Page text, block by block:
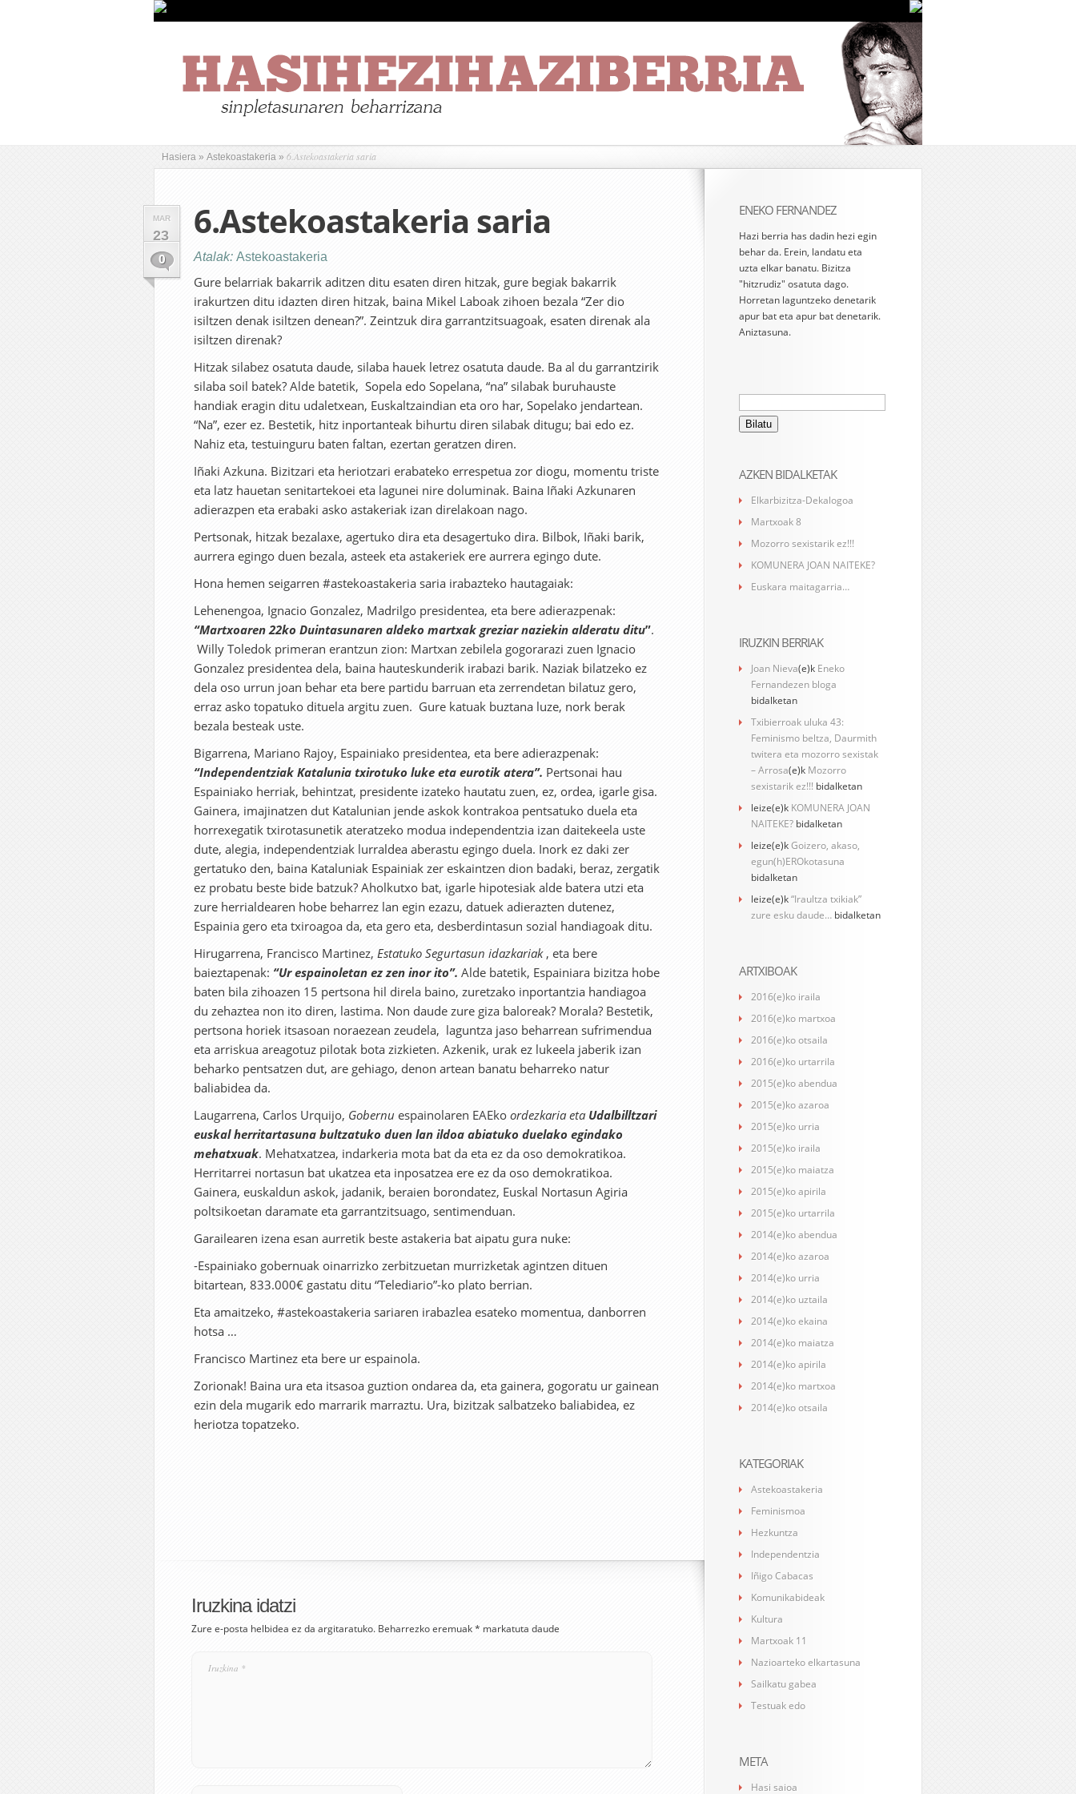
Hasiera » Astekoastakeria » 6.Astekoastakeria saria
MAR
23
0
6.Astekoastakeria saria
Atalak: Astekoastakeria
Gure belarriak bakarrik aditzen ditu esaten diren hitzak, gure begiak bakarrik
irakurtzen ditu idazten diren hitzak, baina Mikel Laboak zihoen bezala “Zer dio
isiltzen denak isiltzen denean?”. Zeintzuk dira garrantzitsuagoak, esaten direnak ala
isiltzen direnak?
Hitzak silabez osatuta daude, silaba hauek letrez osatuta daude. Ba al du garrantzirik
silaba soil batek? Alde batetik, Sopela edo Sopelana, “na” silabak buruhauste
handiak eragin ditu udaletxean, Euskaltzaindian eta oro har, Sopelako jendartean.
“Na”, ezer ez. Bestetik, hitz inportanteak bihurtu diren silabak ditugu; bai edo ez.
Nahiz eta, testuinguru baten faltan, ezertan geratzen diren.
Iñaki Azkuna. Bizitzari eta heriotzari erabateko errespetua zor diogu, momentu triste
eta latz hauetan senitartekoei eta lagunei nire doluminak. Baina Iñaki Azkunaren
adierazpen eta erabaki asko astakeriak izan direlakoan nago.
Pertsonak, hitzak bezalaxe, agertuko dira eta desagertuko dira. Bilbok, Iñaki barik,
aurrera egingo duen bezala, asteek eta astakeriek ere aurrera egingo dute.
Hona hemen seigarren #astekoastakeria saria irabazteko hautagaiak:
Lehenengoa, Ignacio Gonzalez, Madrilgo presidentea, eta bere adierazpenak:
“Martxoaren 22ko Duintasunaren aldeko martxak greziar naziekin alderatu ditu”.
Willy Toledok primeran erantzun zion: Martxan zebilela gogorarazi zuen Ignacio
Gonzalez presidentea dela, baina hauteskunderik irabazi barik. Naziak bilatzeko ez
dela oso urrun joan behar eta bere partidu barruan eta zerrendetan bilatuz gero,
erraz asko topatuko dituela argitu zuen. Gure katuak buztana luze, nork berak
bezala besteak uste.
Bigarrena, Mariano Rajoy, Espainiako presidentea, eta bere adierazpenak:
“Independentziak Katalunia txirotuko luke eta eurotik atera”. Pertsonai hau
Espainiako herriak, behintzat, presidente izateko hautatu zuen, ez, ordea, igarle gisa.
Gainera, imajinatzen dut Katalunian jende askok kontrakoa pentsatuko duela eta
horrexegatik txirotasunetik ateratzeko modua independentzia izan daitekeela uste
dute, alegia, independentziak lurraldea aberastu egingo duela. Inork ez daki zer
gertatuko den, baina Kataluniak Espainiak zer eskaintzen dion badaki, beraz, zergatik
ez probatu beste bide batzuk? Aholkutxo bat, igarle hipotesiak alde batera utzi eta
zure herrialdearen hobe beharrez lan egin ezazu, datuek adierazten dutenez,
Espainia gero eta txiroagoa da, eta gero eta, desberdintasun sozial handiagoak ditu.
Hirugarrena, Francisco Martinez, Estatuko Segurtasun idazkariak, eta bere
baieztapenak: “Ur espainoletan ez zen inor ito”. Alde batetik, Espainiara bizitza hobe
baten bila zihoazen 15 pertsona hil direla baino, zuretzako inportantzia handiagoa
du zehaztea non ito diren, lastima. Non daude zure giza baloreak? Morala? Bestetik,
pertsona horiek itsasoan noraezean zeudela, laguntza jaso beharrean sufrimendua
eta arriskua areagotuz pilotak bota zizkieten. Azkenik, urak ez lukeela jaberik izan
beharko pentsatzen dut, are gehiago, denon artean banatu beharreko natur
baliabidea da.
Laugarrena, Carlos Urquijo, Gobernu espainolaren EAEko ordezkaria eta Udalbilltzari
euskal herritartasuna bultzatuko duen lan ildoa abiatuko duelako egindako
mehatxuak. Mehatxatzea, indarkeria mota bat da eta ez da oso demokratikoa.
Herritarrei nortasun bat ukatzea eta inposatzea ere ez da oso demokratikoa.
Gainera, euskaldun askok, jadanik, beraien borondatez, Euskal Nortasun Agiria
poltsikoetan daramate eta garrantzitsuago, sentimenduan.
Garailearen izena esan aurretik beste astakeria bat aipatu gura nuke:
-Espainiako gobernuak oinarrizko zerbitzuetan murrizketak agintzen dituen
bitartean, 833.000€ gastatu ditu “Telediario”-ko plato berrian.
Eta amaitzeko, #astekoastakeria sariaren irabazlea esateko momentua, danborren
hotsa …
Francisco Martinez eta bere ur espainola.
Zorionak! Baina ura eta itsasoa guztion ondarea da, eta gainera, gogoratu ur gainean
ezin dela mugarik edo marrarik marraztu. Ura, bizitzak salbatzeko baliabidea, ez
heriotza topatzeko.
Iruzkina idatzi
Zure e-posta helbidea ez da argitaratuko. Beharrezko eremuak* markatuta daude
ENEKO FERNANDEZ
Hazi berria has dadin hezi egin
behar da. Erein, landatu eta
uzta elkar banatu. Bizitza
"hitzrudiz" osatuta dago.
Horretan laguntzeko denetarik
apur bat eta apur bat denetarik.
Aniztasuna.
Bilatu:
AZKEN BIDALKETAK
Elkarbizitza-Dekalogoa
Martxoak 8
Mozorro sexistarik ez!!!
KOMUNERA JOAN NAITEKE?
Euskara maitagarria…
IRUZKIN BERRIAK
Joan Nieva(e)k Eneko
Fernandezen bloga
bidalketan
Txibierroak uluka 43:
Feminismo beltza, Daurmith
twitera eta mozorro sexistak
– Arrosa(e)k Mozorro
sexistarik ez!!! bidalketan
leize(e)k KOMUNERA JOAN
NAITEKE? bidalketan
leize(e)kGoizero, akaso,
egun(h)EROkotasuna
bidalketan
leize(e)k“Iraultza txikiak”
zure esku daude… bidalketan
ARTXIBOAK
2016(e)ko iraila
2016(e)ko martxoa
2016(e)ko otsaila
2016(e)ko urtarrila
2015(e)ko abendua
2015(e)ko azaroa
2015(e)ko urria
2015(e)ko iraila
2015(e)ko maiatza
2015(e)ko apirila
2015(e)ko urtarrila
2014(e)ko abendua
2014(e)ko azaroa
2014(e)ko urria
2014(e)ko uztaila
2014(e)ko ekaina
2014(e)ko maiatza
2014(e)ko apirila
2014(e)ko martxoa
2014(e)ko otsaila
KATEGORIAK
Astekoastakeria
Feminismoa
Hezkuntza
Independentzia
Iñigo Cabacas
Komunikabideak
Kultura
Martxoak 11
Nazioarteko elkartasuna
Sailkatu gabea
Testuak edo
META
Hasi saioa